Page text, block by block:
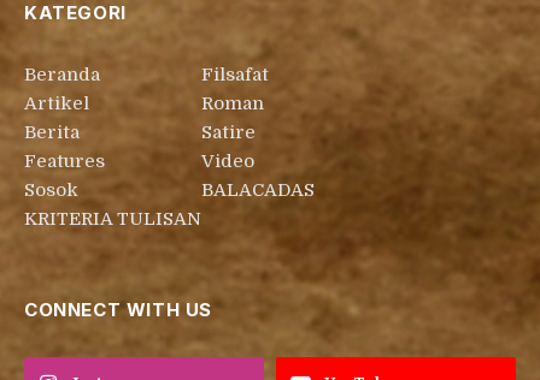
KATEGORI
Beranda
Artikel
Berita
Features
Sosok
KRITERIA TULISAN
Filsafat
Roman
Satire
Video
BALACADAS
CONNECT WITH US